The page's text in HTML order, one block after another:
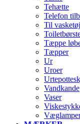
Tehætte
Telefon
Til
Tæppe
Tæpper
Ur
Uroer
Vandkande
Vaser